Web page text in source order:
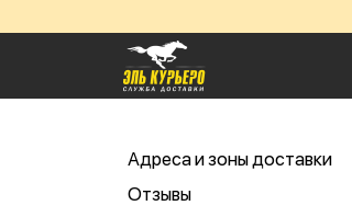
Адреса и зоны доставки
Отзывы